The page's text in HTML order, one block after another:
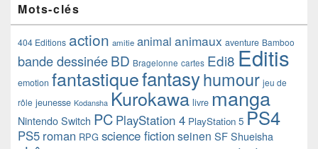
Mots-clés
404 Editions action amitie animal animaux aventure Bamboo
bande dessinéeBD Bragelonne cartes Edi8 Editis
emotion fantastiquefantasyhumour jeu de
rôle jeunesse Kodansha Kurokawa livre manga
Nintendo Switch PC PlayStation 4 PlayStation 5 PS4
PS5 roman RPG science fictionseinen SF Shueisha